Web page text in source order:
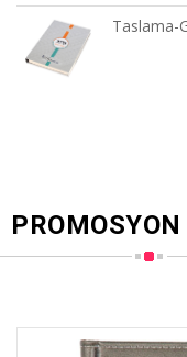
Taslama-